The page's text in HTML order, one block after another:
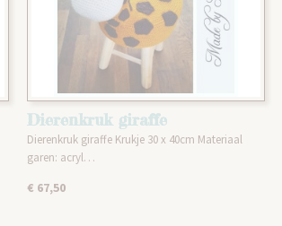
Dierenkruk giraffe
Dierenkruk giraffe Krukje 30 x 40cm Materiaal
garen: acryl…
€ 67,50